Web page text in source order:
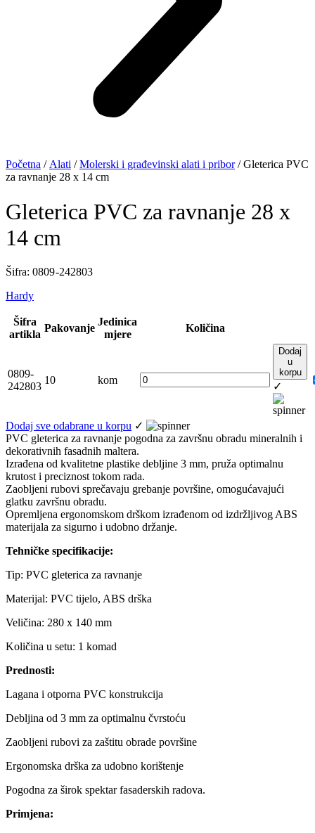
Početna / Alati /Molerski i građevinski alati i pribor/ Gleterica PVC
za ravnanje 28 x 14 cm
Gleterica PVC za ravnanje 28 x
14 cm
Šifra: 0809 -242803
Hardy
Šifra
artikla
Pakovanje
Jedinica
mjere
Količina
0809-
242803
10 kom
Dodaj
u
korpu
✓
Dodaj sve odabrane u korpu ✓
PVC gleterica za ravnanje pogodna za završnu obradu mineralnih i
dekorativnih fasadnih maltera.
Izrađena od kvalitetne plastike debljine 3 mm, pruža optimalnu
krutost i preciznost tokom rada.
Zaobljeni rubovi sprečavaju grebanje površine, omogućavajući
glatku završnu obradu.
Opremljena ergonomskom drškom izrađenom od izdržljivog ABS
materijala za sigurno i udobno držanje.
Tehničke specifikacije:
Tip: PVC gleterica za ravnanje
Materijal: PVC tijelo, ABS drška
Veličina: 280 x 140 mm
Količina u setu: 1 komad
Prednosti:
Lagana i otporna PVC konstrukcija
Debljina od 3 mm za optimalnu čvrstoću
Zaobljeni rubovi za zaštitu obrade površine
Ergonomska drška za udobno korištenje
Pogodna za širok spektar fasaderskih radova.
Primjena: